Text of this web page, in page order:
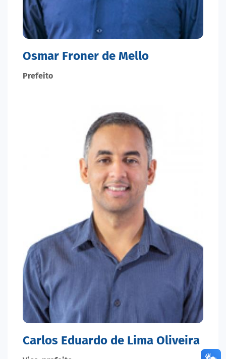
Osmar Froner de Mello
Prefeito
Carlos Eduardo de Lima Oliveira